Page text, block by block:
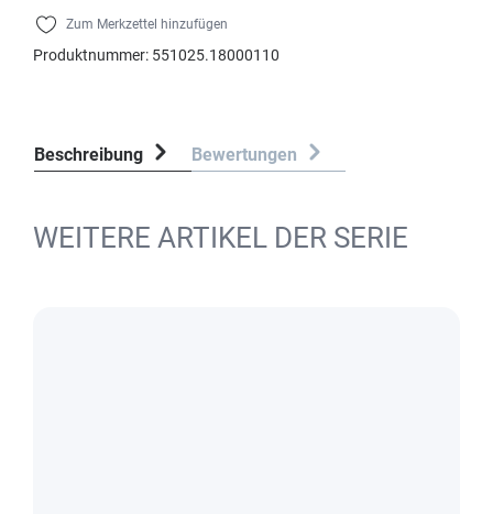
Zum Merkzettel hinzufügen
Produktnummer: 551025.18000110
Beschreibung Bewertungen
WEITERE ARTIKEL DER SERIE